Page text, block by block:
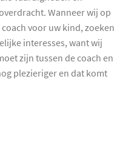
Wanneer wij op
voor uw kind, zoeken
interesses, want wij
zijn tussen de coach en
plezieriger en dat komt